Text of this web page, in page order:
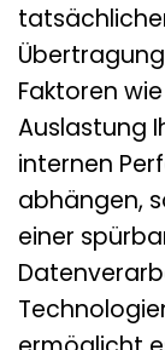
Faktoren
Auslastung
internen
abhängen,
einer